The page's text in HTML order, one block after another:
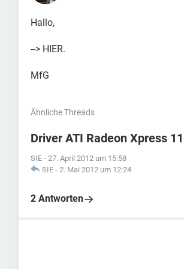
Hallo,
--> HIER.
MfG
Ähnliche Threads
Driver ATI Radeon Xpress
SIE - 27. April 2012 um 15:58
SIE - 2. Mai 2012 um 12:24
2 Antworten